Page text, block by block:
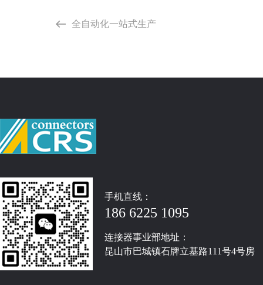
全自动化一站式生产
手机直线：
186 6225 1095
连接器事业部地址：
昆山市巴城镇石牌立基路111号4号房